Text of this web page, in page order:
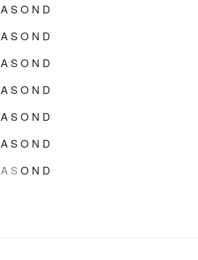
ASO N D
ASO N D
ASO N D
ASO N D
ASO N D
ASO N D
A S O N D